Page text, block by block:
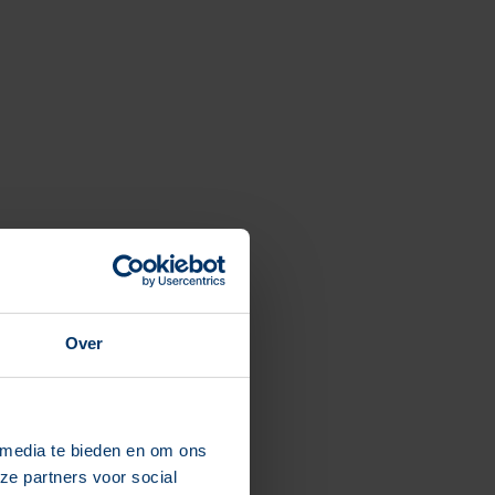
Over
te bieden en om ons
partners voor social